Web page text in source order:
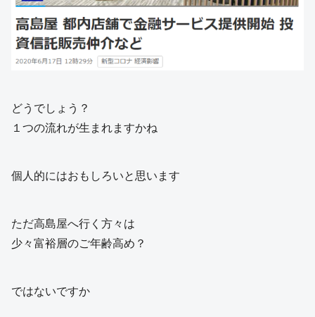
どうでしょう？
１つの流れが生まれますかね
個人的にはおもしろいと思います
ただ高島屋へ行く方々は
少々富裕層のご年齢高め？
ではないですか